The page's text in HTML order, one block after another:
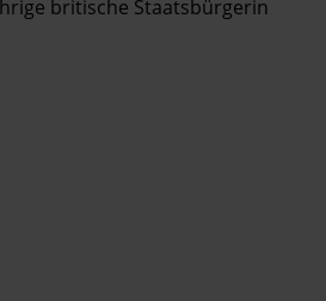
britische Staatsbürgerin